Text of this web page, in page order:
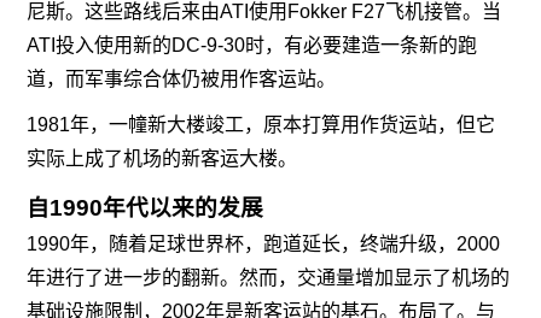
尼斯。这些路线后来由ATI使用Fokker F27飞机接管。当
ATI投入使用新的DC-9-30时，有必要建造一条新的跑
道，而军事综合体仍被用作客运站。
1981年，一幢新大楼竣工，原本打算用作货运站，但它
实际上成了机场的新客运大楼。
自1990年代以来的发展
1990年，随着足球世界杯，跑道延长，终端升级，2000
年进行了进一步的翻新。然而，交通量增加显示了机场的
基础设施限制，2002年是新客运站的基石。布局了。与